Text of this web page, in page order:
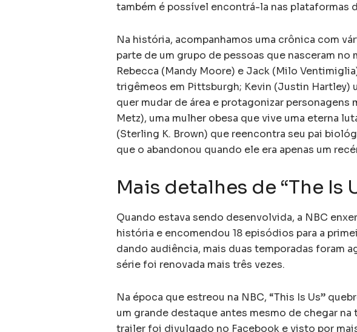
também é possível encontrá-la nas plataformas
Na história, acompanhamos uma crônica com
parte de um grupo de pessoas que nasceram
Rebecca (Mandy Moore) e Jack (Milo
trigêmeos em Pittsburgh; Kevin (Justin Hartley)
quer mudar de área e protagonizar personagens
Metz), uma mulher obesa que vive uma eterna
(Sterling K. Brown) que reencontra seu pai
que o abandonou quando ele era apenas um
Mais detalhes de “The Is
Quando estava sendo desenvolvida, a NBC
história e encomendou 18 episódios para a
dando audiência, mais duas temporadas foram
série foi renovada mais três vezes.
Na época que estreou na NBC, “This Is Us”
um grande destaque antes mesmo de chegar
trailer foi divulgado no Facebook e visto por